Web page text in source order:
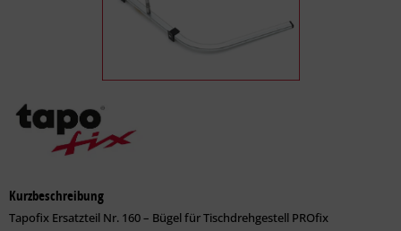
Kurzbeschreibung
Tapofix Ersatzteil Nr. 160 – Bügel für Tischdrehgestell PROfix